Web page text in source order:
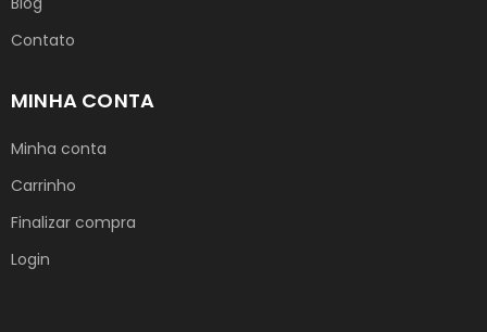
Contato
MINHA CONTA
Minha conta
Carrinho
Finalizar compra
Login